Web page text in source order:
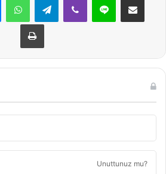
Yazdır
Unuttunuz mu?